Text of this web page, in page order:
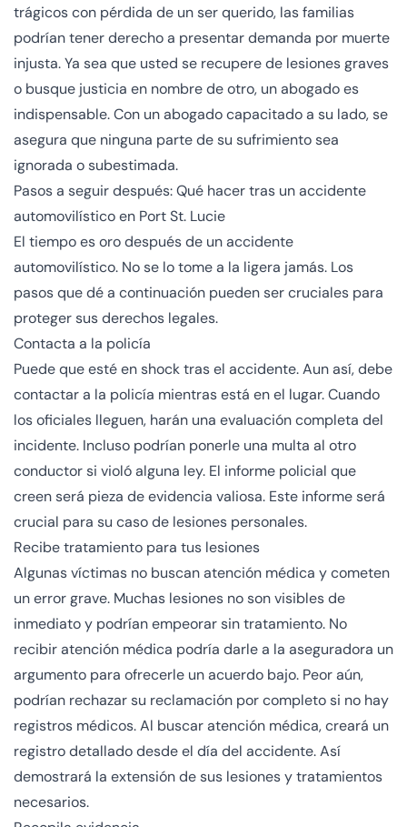
trágicos con pérdida de un ser querido, las familias
podrían tener derecho a presentar demanda por muerte
injusta. Ya sea que usted se recupere de lesiones graves
o busque justicia en nombre de otro, un abogado es
indispensable. Con un abogado capacitado a su lado, se
asegura que ninguna parte de su sufrimiento sea
ignorada o subestimada.
Pasos a seguir después: Qué hacer tras un accidente
automovilístico en Port St. Lucie
El tiempo es oro después de un accidente
automovilístico. No se lo tome a la ligera jamás. Los
pasos que dé a continuación pueden ser cruciales para
proteger sus derechos legales.
Contacta a la policía
Puede que esté en shock tras el accidente. Aun así, debe
contactar a la policía mientras está en el lugar. Cuando
los oficiales lleguen, harán una evaluación completa del
incidente. Incluso podrían ponerle una multa al otro
conductor si violó alguna ley. El informe policial que
creen será pieza de evidencia valiosa. Este informe será
crucial para su caso de lesiones personales.
Recibe tratamiento para tus lesiones
Algunas víctimas no buscan atención médica y cometen
un error grave. Muchas lesiones no son visibles de
inmediato y podrían empeorar sin tratamiento. No
recibir atención médica podría darle a la aseguradora un
argumento para ofrecerle un acuerdo bajo. Peor aún,
podrían rechazar su reclamación por completo si no hay
registros médicos. Al buscar atención médica, creará un
registro detallado desde el día del accidente. Así
demostrará la extensión de sus lesiones y tratamientos
necesarios.